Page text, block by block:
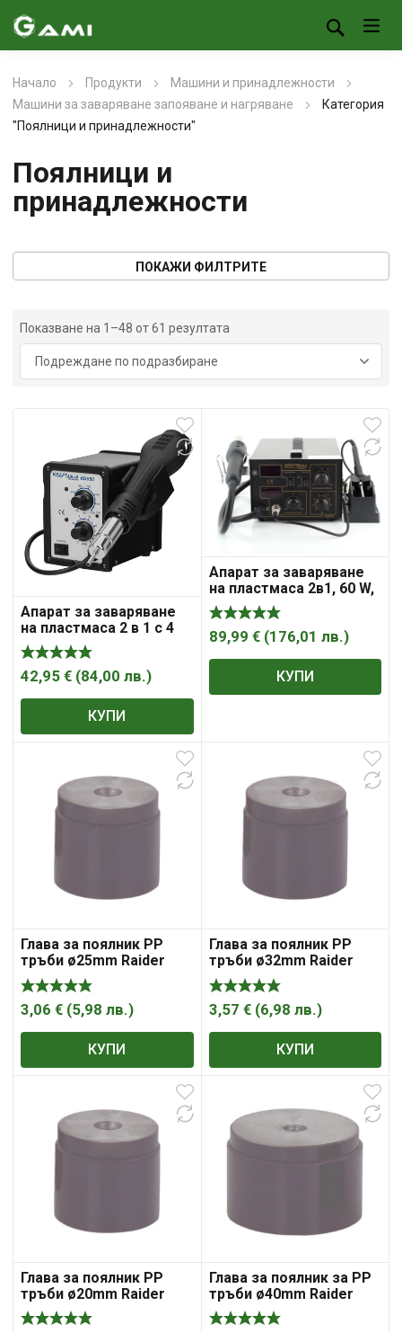
Начало Продукти
Машини и принадлежности
Машини за заваряване запояване и нагряване
Категория
"Поялници и принадлежности"
Поялници и
принадлежности
ПОКАЖИ ФИЛТРИТЕ
Показване на 1–48 от 61 резултата
Апарат за заваряване
на пластмаса 2 в 1 с 4
накрайника
42,95 € (84,00 лв.)
КУПИ
Апарат за заваряване
на пластмаса 2в1, 60 ​​W,
220 V
89,99 € (176,01 лв.)
КУПИ
Глава за поялник PP
тръби ø25mm Raider
3,06 € (5,98 лв.)
КУПИ
Глава за поялник PP
тръби ø32mm Raider
3,57 € (6,98 лв.)
КУПИ
Глава за поялник PP
тръби ø20mm Raider
Глава за поялник за PP
тръби ø40mm Raider